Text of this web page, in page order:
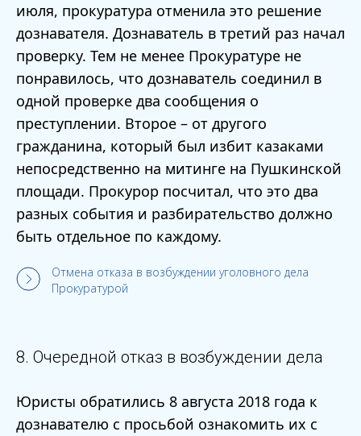
июля, прокуратура отменила это решение
дознавателя. Дознаватель в третий раз начал
проверку. Тем не менее Прокуратуре не
понравилось, что дознаватель соединил в
одной проверке два сообщения о
преступлении. Второе – от другого
гражданина, который был избит казаками
непосредственно на митинге на Пушкинской
площади. Прокурор посчитал, что это два
разных события и разбирательство должно
быть отдельное по каждому.
Отмена отказа в возбуждении уголовного дела
Прокуратурой
8. Очередной отказ в возбуждении дела
Юристы обратились 8 августа 2018 года к
дознавателю с просьбой ознакомить их с